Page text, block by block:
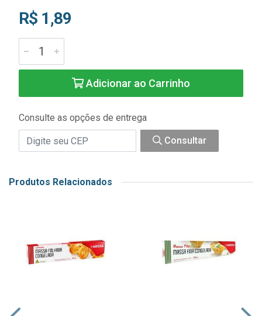
R$ 1,89
Adicionar ao Carrinho
Consulte as opções de entrega
Consultar
Produtos Relacionados